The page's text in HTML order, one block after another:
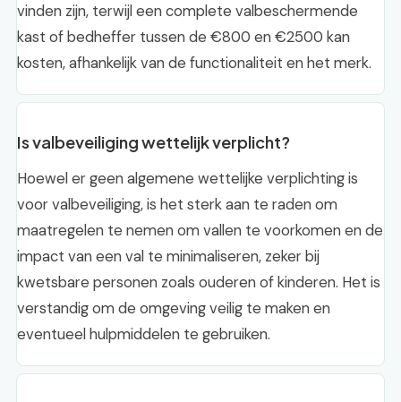
vinden zijn, terwijl een complete valbeschermende
kast of bedheffer tussen de €800 en €2500 kan
kosten, afhankelijk van de functionaliteit en het merk.
Is valbeveiliging wettelijk verplicht?
Hoewel er geen algemene wettelijke verplichting is
voor valbeveiliging, is het sterk aan te raden om
maatregelen te nemen om vallen te voorkomen en de
impact van een val te minimaliseren, zeker bij
kwetsbare personen zoals ouderen of kinderen. Het is
verstandig om de omgeving veilig te maken en
eventueel hulpmiddelen te gebruiken.